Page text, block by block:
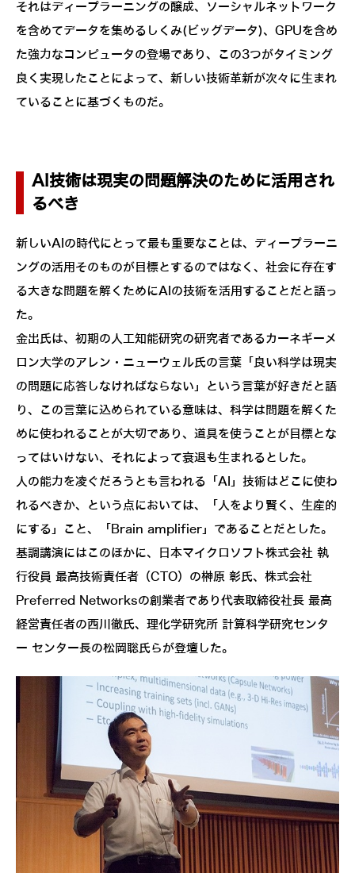
それはディープラーニングの醸成、ソーシャルネットワーク
を含めてデータを集めるしくみ(ビッグデータ)、GPUを含め
た強力なコンピュータの登場であり、この3つがタイミング
良く実現したことによって、新しい技術革新が次々に生まれ
ていることに基づくものだ。
AI技術は現実の問題解決のために活用され
るべき
新しいAIの時代にとって最も重要なことは、ディープラーニ
ングの活用そのものが目標とするのではなく、社会に存在す
る大きな問題を解くためにAIの技術を活用することだと語っ
た。
金出氏は、初期の人工知能研究の研究者であるカーネギーメ
ロン大学のアレン・ニューウェル氏の言葉「良い科学は現実
の問題に応答しなければならない」という言葉が好きだと語
り、この言葉に込められている意味は、科学は問題を解くた
めに使われることが大切であり、道具を使うことが目標とな
ってはいけない、それによって衰退も生まれるとした。
人の能力を凌ぐだろうとも言われる「AI」技術はどこに使わ
れるべきか、という点においては、「人をより賢く、生産的
にする」こと、「Brain amplifier」であることだとした。
基調講演にはこのほかに、日本マイクロソフト株式会社 執
行役員 最高技術責任者（CTO）の榊原 彰氏、株式会社
Preferred Networksの創業者であり代表取締役社長 最高
経営責任者の西川徹氏、理化学研究所 計算科学研究センタ
ー センター長の松岡聡氏らが登壇した。